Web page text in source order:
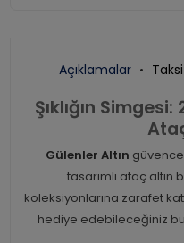
Açıklamalar
Şıklığın
Gülenler Altın
tasarımlı ataç altın
koleksiyonlarına zarafet
hediye edebileceğiniz bu